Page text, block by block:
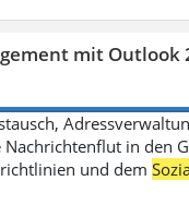
mit Outlook
in den
und dem